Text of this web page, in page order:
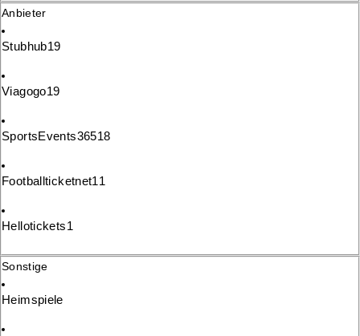
Anbieter
Stubhub19
Viagogo19
SportsEvents36518
Footballticketnet11
Hellotickets1
Sonstige
Heimspiele